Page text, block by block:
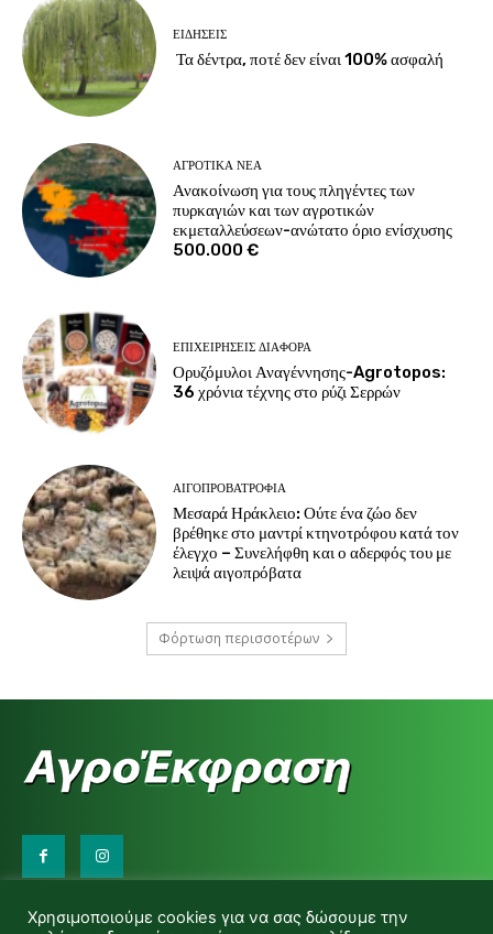
ΕΙΔΉΣΕΙΣ
Τα δέντρα, ποτέ δεν είναι 100% ασφαλή
ΑΓΡΟΤΙΚΆ ΝΈΑ
Ανακοίνωση για τους πληγέντες των
πυρκαγιών και των αγροτικών
εκμεταλλεύσεων-ανώτατο όριο ενίσχυσης
500.000 €
ΕΠΙΧΕΙΡΉΣΕΙΣ ΔΙΆΦΟΡΑ
Ορυζόμυλοι Αναγέννησης-Agrotopos:
36 χρόνια τέχνης στο ρύζι Σερρών
ΑΙΓΟΠΡΟΒΑΤΡΟΦΊΑ
Μεσαρά Ηράκλειο: Ούτε ένα ζώο δεν
βρέθηκε στο μαντρί κτηνοτρόφου κατά τον
έλεγχο – Συνελήφθη και ο αδερφός του με
λειψά αιγοπρόβατα
Φόρτωση περισσοτέρων
d.makas@yahoo.gr
Χρησιμοποιούμε cookies για να σας δώσουμε την